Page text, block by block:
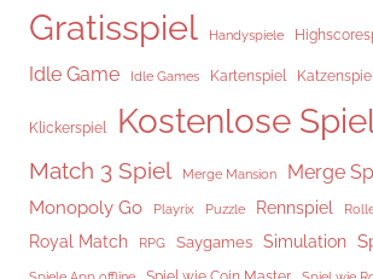
Gratisspiel Handyspiele
Idle Game Idle Games Kartenspiel
Klickerspiel Kostenlose
Match 3 Spiel Merge Mansion Merge
Monopoly Go Playrix Puzzle Rennspiel
Royal Match RPG Saygames Simulation